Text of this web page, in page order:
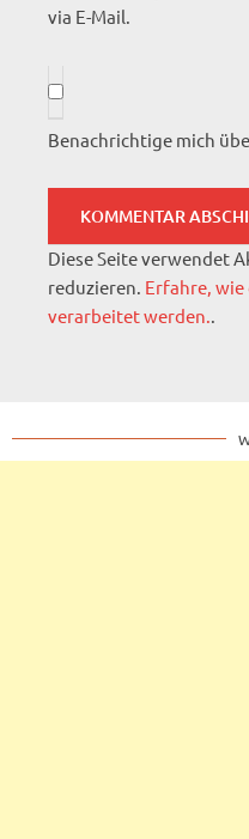
via E-Mail.
Benachrichtige mich
Diese Seite verwendet
reduzieren. Erfahre,
verarbeitet werden..